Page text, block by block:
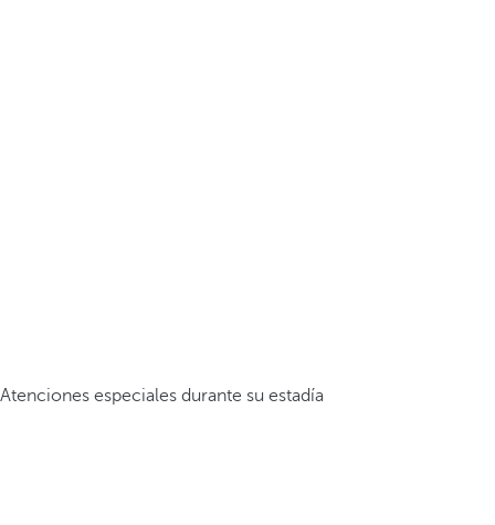
Atenciones especiales durante su estadía